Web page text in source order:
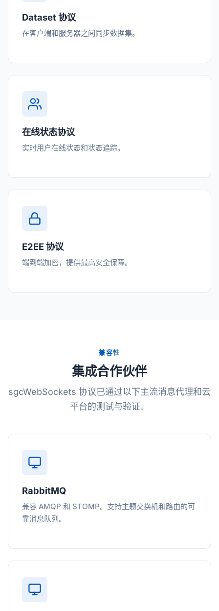
Dataset 协议
在客户端和服务器之间同步数据集。
在线状态协议
实时用户在线状态和状态追踪。
E2EE 协议
端到端加密，提供最高安全保障。
兼容性
集成合作伙伴
sgcWebSockets 协议已通过以下主流消息代理和云
平台的测试与验证。
RabbitMQ
兼容 AMQP 和 STOMP。支持主题交换机和路由的可
靠消息队列。